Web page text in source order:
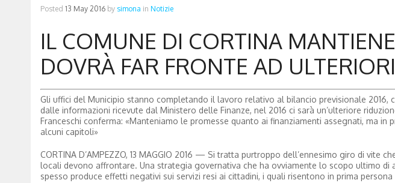
Posted 13 May 2016 by simona in Notizie
IL COMUNE DI CORTINA
DOVRÀ FAR FRONTE AD
Gli uffici del Municipio stanno completando il lavoro relativo al bilancio previsionale 2016,
dalle informazioni ricevute dal Ministero delle Finanze, nel 2016 ci sarà un’ulteriore
Franceschi conferma: «Manteniamo le promesse quanto ai finanziamenti assegnati, ma in
alcuni capitoli»
CORTINA D’AMPEZZO, 13 MAGGIO 2016 — Si tratta purtroppo dell’ennesimo giro di vite
locali devono affrontare. Una strategia governativa che ha ovviamente lo scopo ultimo di
spesso produce effetti negativi sui servizi resi ai cittadini, i quali risentono in prima